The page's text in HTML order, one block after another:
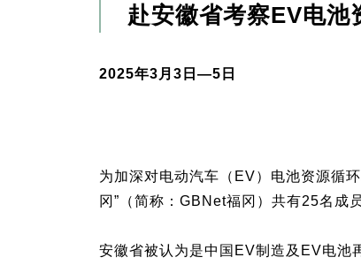
赴安徽省考察EV电池
2025年3月3日—5日
为加深对电动汽车（EV）电池资源循
冈”（简称：GBNet福冈）共有25名成
安徽省被认为是中国EV制造及EV电池